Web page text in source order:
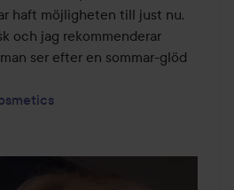
haft möjligheten till just nu.
och jag rekommenderar
ser efter en sommar-glöd